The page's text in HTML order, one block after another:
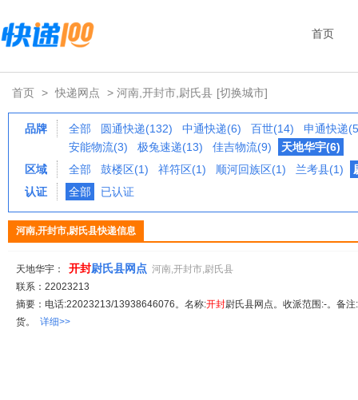
首页
首页 > 快递网点 > 河南,开封市,尉氏县 [切换城市]
品牌 全部 圆通快递(132) 中通快递(6) 百世(14)
申通快递
安能物流(3)
极兔速递(13) 佳吉物流(9)
天地华宇(6)
区域
全部 鼓楼区(1) 祥符区(1) 顺河回族区(1) 兰考县(1)
认证
全部 已认证
河南,开封市,尉氏县快递信息
天地华宇： 开封尉氏县网点 河南,开封市,尉氏县
联系：22023213
摘要：电话:22023213/13938646076。名称:开封尉氏县网点。收派范围:-。备
货。 详细>>